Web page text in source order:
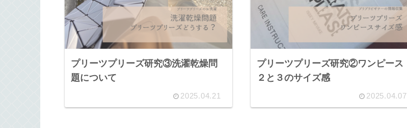
プリーツプリーズ研究③洗濯乾燥問
題について
2025.04.21
プリーツプリーズ研究②ワンピース
２と３のサイズ感
2025.04.07